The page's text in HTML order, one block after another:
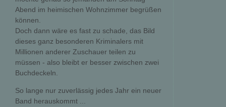
Abend im heimischen Wohnzimmer begrüßen
können.
Doch dann wäre es fast zu schade, das Bild
dieses ganz besonderen Kriminalers mit
Millionen anderer Zuschauer teilen zu
müssen - also bleibt er besser zwischen zwei
Buchdeckeln.
So lange nur zuverlässig jedes Jahr ein neuer
Band herauskommt ...